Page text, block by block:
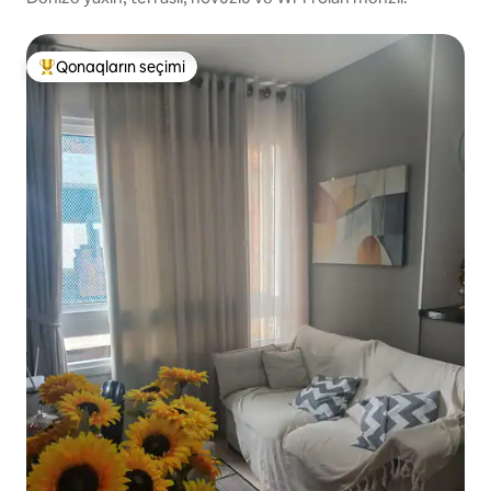
Populyar "Qonaqların seçimi"
Qonaqların seçimi